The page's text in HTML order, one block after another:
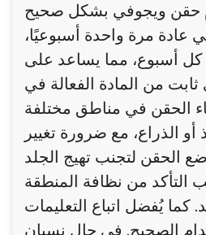
حقن ويجوفي بشكل صحيح
مرة واحدة أسبوعيًا،
أسبوع، مما يساعد على
من المادة الفعالة في
الحقن في مناطق مختلفة
الذراع، مع ضرورة تغيير
التأكد من نظافة المنطقة
كما يُفضل اتباع التعليمات
الصحيح. في حال نسيان